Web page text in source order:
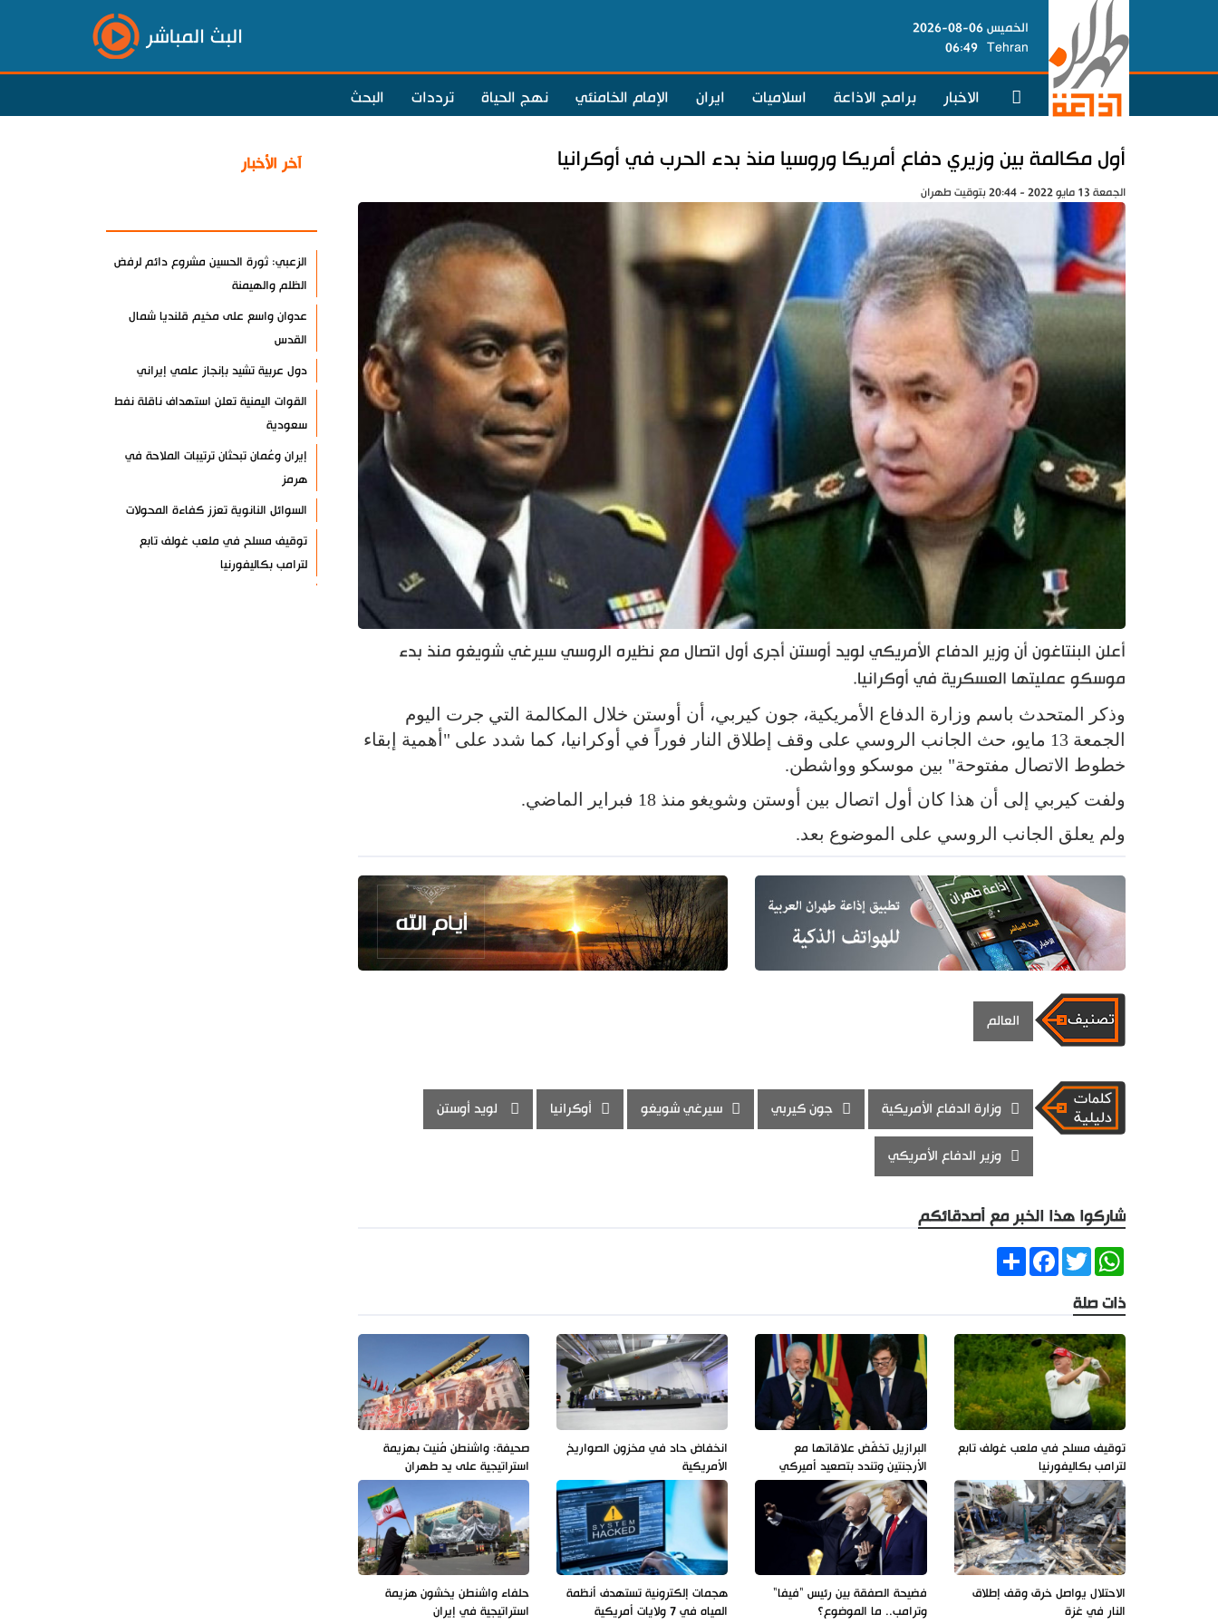
الخميس 06-08-2026
Tehran
06:49 البث المباشر
الاخبار برامج الاذاعة اسلاميات ايران الإمام الخامنئي نهج الحياة ترددات البحث
أول مكالمة بين وزيري دفاع أمريكا وروسيا منذ بدء الحرب في أوكرانيا
الجمعة 13 مايو 2022 - 20:44 بتوقيت طهران
أعلن البنتاغون أن وزير الدفاع الأمريكي لويد أوستن أجرى أول اتصال مع نظيره الروسي سيرغي شويغو منذ بدء
موسكو عمليتها العسكرية في أوكرانيا.
وذكر المتحدث باسم وزارة الدفاع الأمريكية، جون كيربي، أن أوستن خلال المكالمة التي جرت اليوم
الجمعة 13 مايو، حث الجانب الروسي على وقف إطلاق النار فوراً في أوكرانيا، كما شدد على "أهمية إبقاء
خطوط الاتصال مفتوحة" بين موسكو وواشطن.
ولفت كيربي إلى أن هذا كان أول اتصال بين أوستن وشويغو منذ 18 فبراير الماضي.
ولم يعلق الجانب الروسي على الموضوع بعد.
العالم
وزارة الدفاع الأمريكية جون كيربي سيرغي شويغو أوكرانيا لويد أوستن
وزير الدفاع الأمريكي
شاركوا هذا الخبر مع أصدقائكم
ShareFacebookTwitter
WhatsApp
ذات صلة
توقيف مسلح في ملعب غولف تابع
لترامب بكاليفورنيا
البرازيل تخفّض علاقاتها مع
الأرجنتين وتندد بتصعيد أميركي
انخفاض حاد في مخزون الصواريخ
الأمريكية
صحيفة: واشنطن مُنيت بهزيمة
استراتيجية على يد طهران
الاحتلال يواصل خرق وقف إطلاق
النار في غزة
فضيحة الصفقة بين رئيس "فيفا"
وترامب.. ما الموضوع؟
هجمات إلكترونية تستهدف أنظمة
المياه في 7 ولايات أمريكية
حلفاء واشنطن يخشون هزيمة
استراتيجية في إيران
آخر الأخبار
الزعبي: ثورة الحسين مشروع دائم لرفض
الظلم والهيمنة
عدوان واسع على مخيم قلنديا شمال
القدس
دول عربية تشيد بإنجاز علمي إيراني
القوات اليمنية تعلن استهداف ناقلة نفط
سعودية
إيران وعُمان تبحثان ترتيبات الملاحة في
هرمز
السوائل النانوية تعزز كفاءة المحولات
توقيف مسلح في ملعب غولف تابع
لترامب بكاليفورنيا